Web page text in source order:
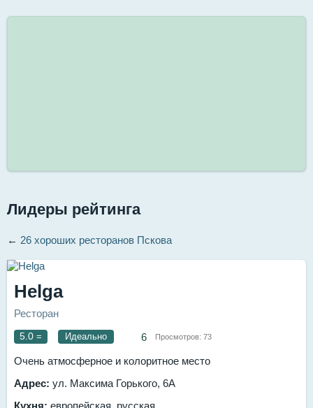
Лидеры рейтинга
← 26 хороших ресторанов Пскова
Helga
Ресторан
5.0 = Идеально 6 Просмотров: 73
Очень атмосферное и колоритное место
Адрес: ул. Максима Горького, 6А
Кухня: европейская, русская